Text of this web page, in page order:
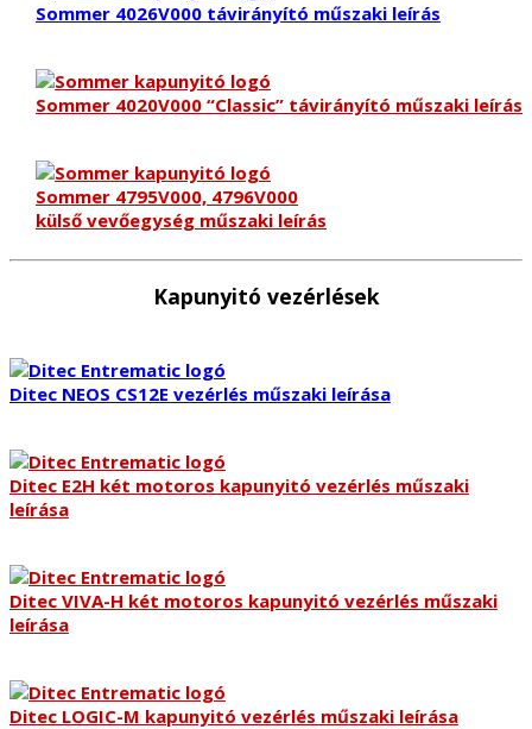
Sommer 4026V000 távirányító műszaki leírás
Sommer 4020V000 “Classic” távirányító műszaki leírás
Sommer 4795V000, 4796V000
külső vevőegység műszaki leírás
Kapunyitó vezérlések
Ditec NEOS CS12E vezérlés műszaki leírása
Ditec E2H két motoros kapunyitó vezérlés műszaki
leírása
Ditec VIVA-H két motoros kapunyitó vezérlés műszaki
leírása
Ditec LOGIC-M kapunyitó vezérlés műszaki leírása